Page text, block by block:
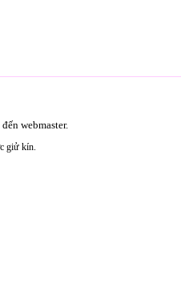
webmaster.
giử kín.